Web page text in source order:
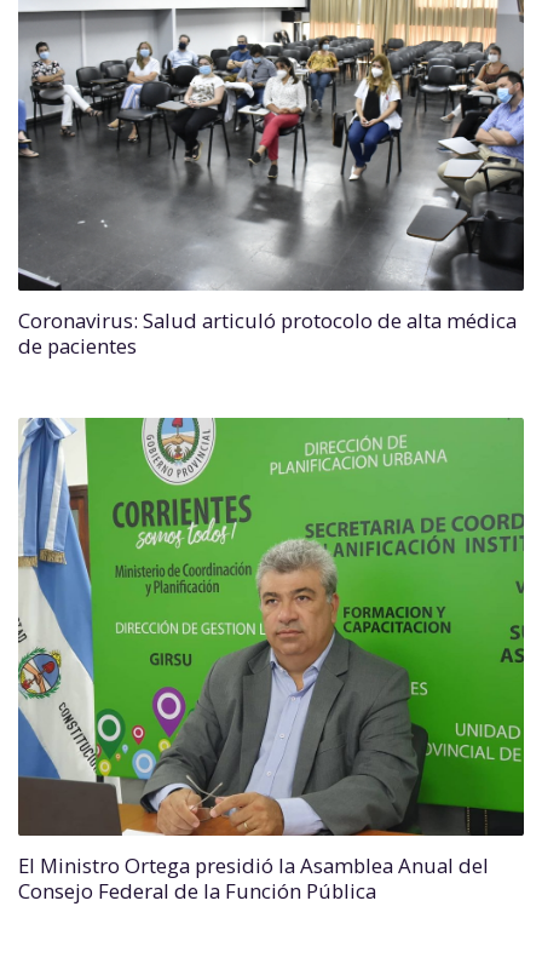
Coronavirus: Salud articuló protocolo de alta médica
de pacientes
El Ministro Ortega presidió la Asamblea Anual del
Consejo Federal de la Función Pública